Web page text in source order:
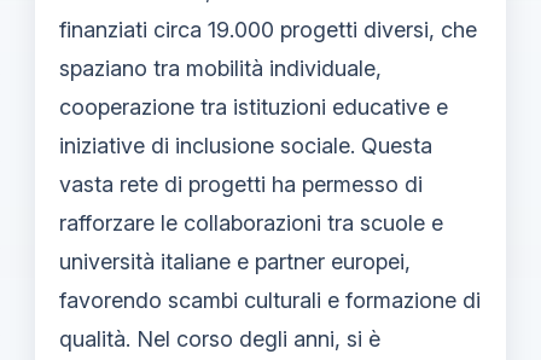
finanziati circa 19.000 progetti diversi, che
spaziano tra mobilità individuale,
cooperazione tra istituzioni educative e
iniziative di inclusione sociale. Questa
vasta rete di progetti ha permesso di
rafforzare le collaborazioni tra scuole e
università italiane e partner europei,
favorendo scambi culturali e formazione di
qualità. Nel corso degli anni, si è